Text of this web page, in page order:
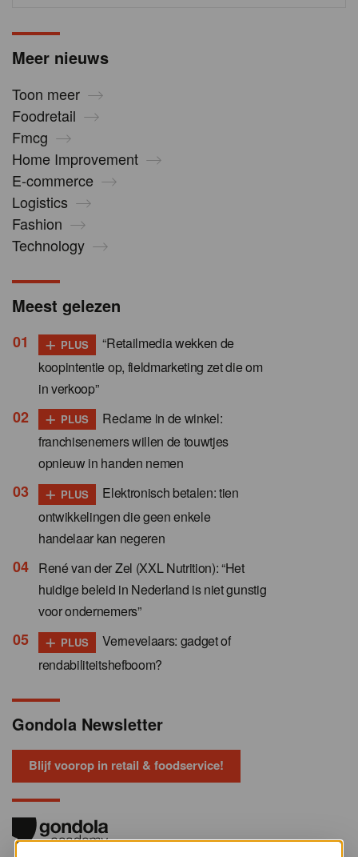
Meer nieuws
Toon meer
Foodretail
Fmcg
Home Improvement
E-commerce
Logistics
Fashion
Technology
Meest gelezen
+ PLUS
“Retailmedia wekken de
koopintentie op, fieldmarketing zet die om
in verkoop”
+ PLUS
Reclame in de winkel:
franchisenemers willen de touwtjes
opnieuw in handen nemen
+ PLUS
Elektronisch betalen: tien
ontwikkelingen die geen enkele
handelaar kan negeren
René van der Zel (XXL Nutrition): “Het
huidige beleid in Nederland is niet gunstig
voor ondernemers”
+ PLUS
Vernevelaars: gadget of
rendabiliteitshefboom?
Gondola Newsletter
Blijf voorop in retail & foodservice!